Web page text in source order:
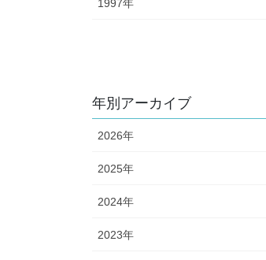
1997年
年別アーカイブ
2026年
2025年
2024年
2023年